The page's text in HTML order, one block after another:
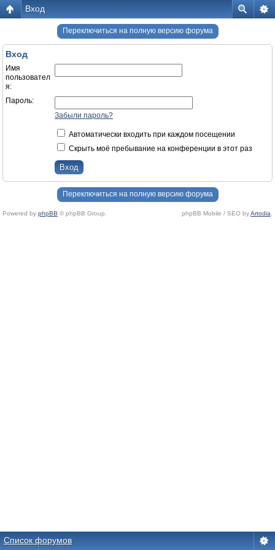
Вход
Переключиться на полную версию форума
Вход
Имя
пользовател
я:
Пароль:
Забыли пароль?
Автоматически входить при каждом посещении
Скрыть моё пребывание на конференции в этот раз
Переключиться на полную версию форума
Powered by phpBB © phpBB Group. phpBB Mobile / SEO byArtodia
Список форумов